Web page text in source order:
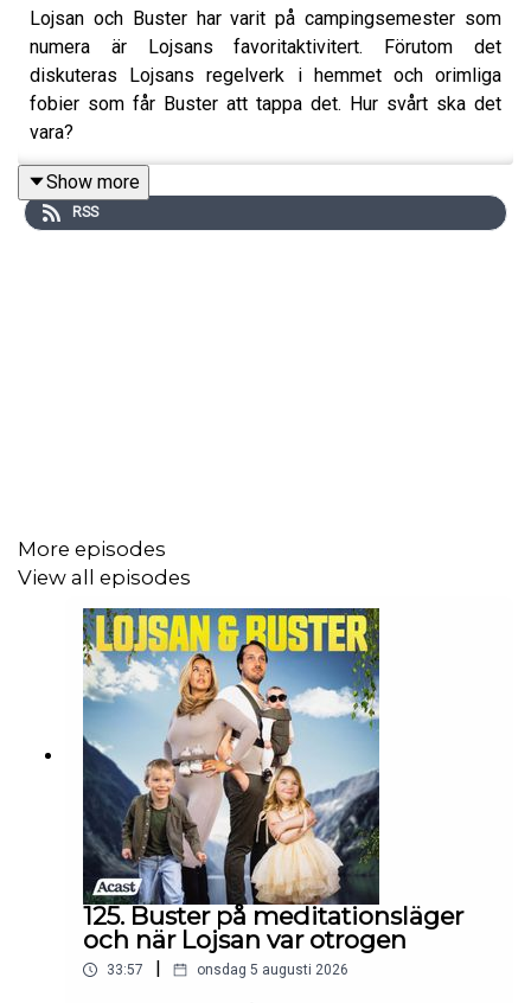
Lojsan och Buster har varit på campingsemester som
numera är Lojsans favoritaktivitert. Förutom det
diskuteras Lojsans regelverk i hemmet och orimliga
fobier som får Buster att tappa det. Hur svårt ska det
vara?
Följ oss på instagram @lojsanbuster för att ta del av allt
Show more
RSS
More episodes
View all episodes
125. Buster på meditationsläger
och när Lojsan var otrogen
33:57 onsdag 5 augusti 2026